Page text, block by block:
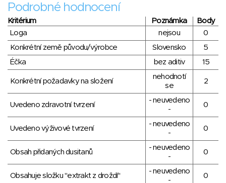
Podrobné hodnocení
Kritérium Poznámka
Body
Loga
nejsou
0
Konkrétní země původu/výrobce
Slovensko
5
Éčka
bez aditiv 15
Konkrétní požadavky na složení
nehodnotí
se
2
Uvedeno zdravotní tvrzení
- neuvedeno
-
0
Uvedeno výživové tvrzení
- neuvedeno
-
0
Obsah přidaných dusitanů
- neuvedeno
-
0
Obsahuje složku "extrakt z droždí"
- neuvedeno
-
0